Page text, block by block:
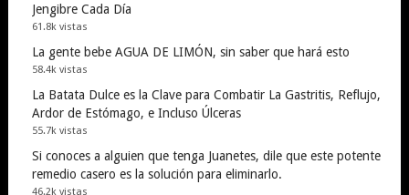
Jengibre Cada Día
61.8k vistas
La gente bebe AGUA DE LIMÓN, sin saber que hará esto
58.4k vistas
La Batata Dulce es la Clave para Combatir La Gastritis, Reflujo,
Ardor de Estómago, e Incluso Úlceras
55.7k vistas
Si conoces a alguien que tenga Juanetes, dile que este potente
remedio casero es la solución para eliminarlo.
46.2k vistas